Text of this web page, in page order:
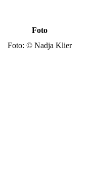
Foto
Foto: © Nadja Klier